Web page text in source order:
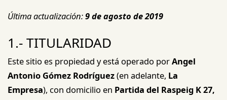
Última actualización:9 de agosto de 2019
1.- TITULARIDAD
Este sitio es propiedad y está operado porAngel
Antonio Gómez Rodríguez(en adelante, La
Empresa), con domicilio en Partida del Raspeig K 27,